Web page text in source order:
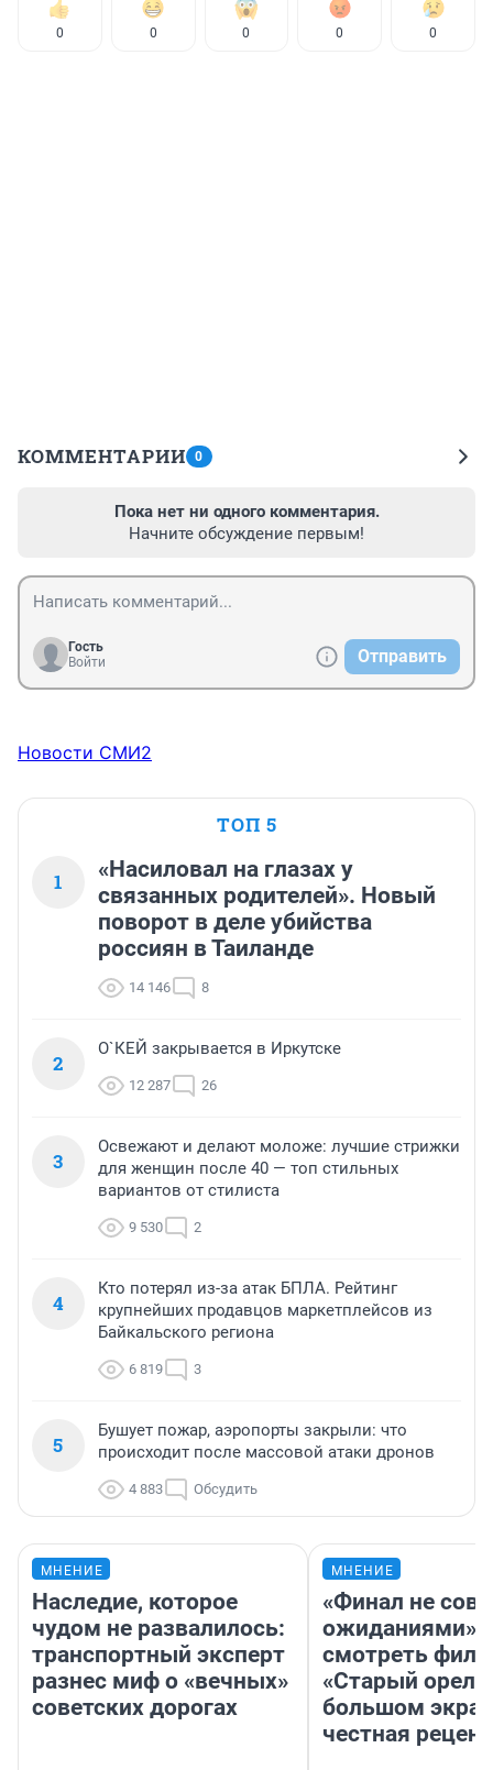
0 0 0 0 0
КОММЕНТАРИИ 0
Пока нет ни одного комментария.
Начните обсуждение первым!
Гость
Войти
Отправить
Новости СМИ2
ТОП 5
1
«Насиловал на глазах у
связанных родителей». Новый
поворот в деле убийства
россиян в Таиланде
14 146 8
2
О`КЕЙ закрывается в Иркутске
12 287 26
3
Освежают и делают моложе: лучшие стрижки
для женщин после 40 — топ стильных
вариантов от стилиста
9 530 2
4
Кто потерял из-за атак БПЛА. Рейтинг
крупнейших продавцов маркетплейсов из
Байкальского региона
6 819 3
5
Бушует пожар, аэропорты закрыли: что
происходит после массовой атаки дронов
4 883 Обсудить
МНЕНИЕ
Наследие, которое
чудом не развалилось:
транспортный эксперт
разнес миф о «вечных»
советских дорогах
МНЕНИЕ
«Финал не
ожиданиями»:
смотреть
«Старый орел»
большом
честная